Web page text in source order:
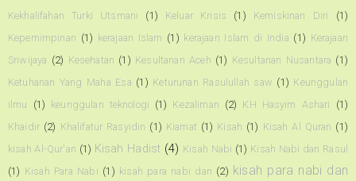
Kekhalifahan Turki Utsmani
(1) Keluar Krisis (1) Kemiskinan Diri
(1)
Kepemimpinan (1) kerajaan Islam (1) kerajaan Islam di India (1) Kerajaan
Sriwijaya (2) Kesehatan (1) Kesultanan Aceh (1) Kesultanan Nusantara (1)
Ketuhanan Yang Maha Esa (1) Keturunan Rasulullah saw (1) Keunggulan
ilmu
(1) keunggulan teknologi (1) Kezaliman (2) KH Hasyim Ashari
(1)
Khaidir (2) Khalifatur Rasyidin (1) Kiamat (1) Kisah (1) Kisah Al Quran (1)
kisah Al-Qur'an (1) Kisah Hadist (4) Kisah Nabi (1) Kisah Nabi dan Rasul
(1) Kisah Para Nabi (1) kisah para nabi dan (2) kisah para nabi dan